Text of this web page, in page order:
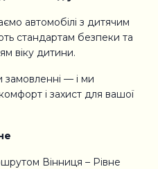
автомобілі з дитячим
стандартам безпеки та
віку дитини.
замовленні — і ми
і захист для вашої
Вінниця – Рівне